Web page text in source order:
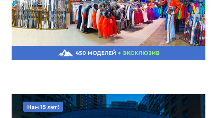
450 МОДЕЛЕЙ + ЭКСКЛЮЗИВ
Нам 15 лет!